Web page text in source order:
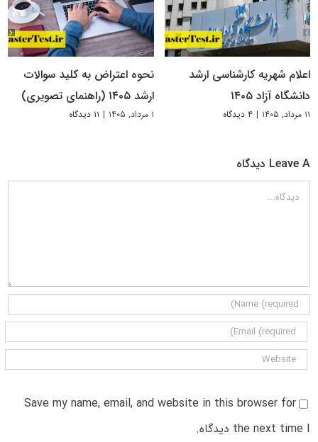
اعلام شهریه کارشناسی ارشد
دانشگاه آزاد ۱۴۰۵
۱۱ مرداد, ۱۴۰۵ | ۴ دیدگاه
نحوه اعتراض به کلید سوالات
ارشد ۱۴۰۵ (راهنمای تصویری)
۱ مرداد, ۱۴۰۵ | ۱۱ دیدگاه
Leave A دیدگاه
دیدگاه
Save my name, email, and website in this browser for
the next time I دیدگاه.